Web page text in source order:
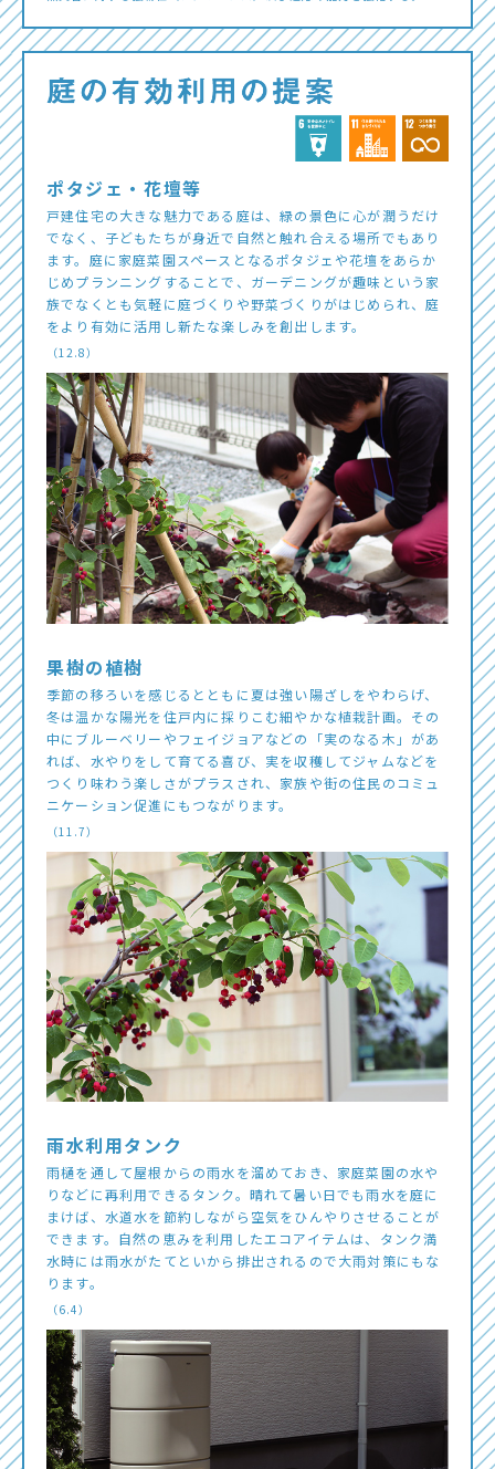
ポタジェ・花壇等
戸建住宅の大きな魅力である庭は、緑の景色に心が潤うだけ
でなく、子どもたちが身近で自然と触れ合える場所でもあり
ます。庭に家庭菜園スペースとなるポタジェや花壇をあらか
じめプランニングすることで、ガーデニングが趣味という家
族でなくとも気軽に庭づくりや野菜づくりがはじめられ、庭
をより有効に活用し新たな楽しみを創出します。
（12.8）
果樹の植樹
季節の移ろいを感じるとともに夏は強い陽ざしをやわらげ、
冬は温かな陽光を住戸内に採りこむ細やかな植栽計画。その
中にブルーベリーやフェイジョアなどの「実のなる木」があ
れば、水やりをして育てる喜び、実を収穫してジャムなどを
つくり味わう楽しさがプラスされ、家族や街の住民のコミュ
ニケーション促進にもつながります。
（11.7）
雨水利用タンク
雨樋を通して屋根からの雨水を溜めておき、家庭菜園の水や
りなどに再利用できるタンク。晴れて暑い日でも雨水を庭に
まけば、水道水を節約しながら空気をひんやりさせることが
できます。自然の恵みを利用したエコアイテムは、タンク満
水時には雨水がたてといから排出されるので大雨対策にもな
ります。
（6.4）